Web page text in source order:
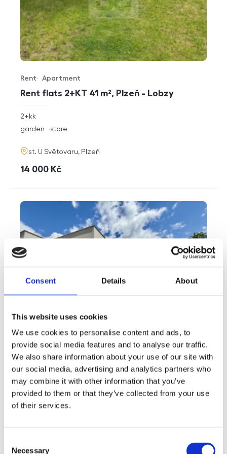
Consent Details About
This website uses cookies
We use cookies to personalise content and ads, to
provide social media features and to analyse our traffic.
We also share information about your use of our site with
our social media, advertising and analytics partners who
may combine it with other information that you’ve
provided to them or that they’ve collected from your use
of their services.
Necessary
Rent flats 2+KT 41 m², Plzeň - Lobzy
Offer type
Rent
Property type
Apartment
rozměry
2+kk
funkce
garden store
adresa
st. U Světovaru, Plzeň
cena
14 000 Kč
Sale houses Family, 181 m² - Unhošť
Offer type
Sale
Property type
House
Virtuální prohlídka
360° video
disposition
Family